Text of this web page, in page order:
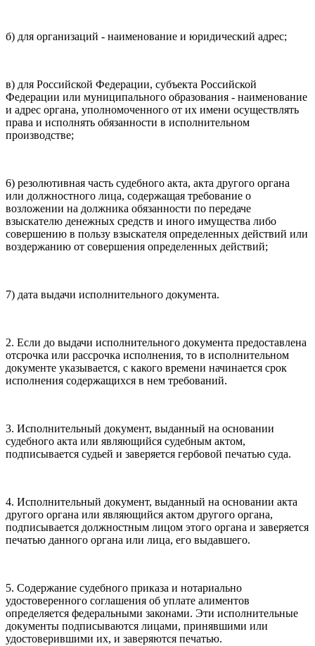
б) для организаций - наименование и юридический адрес;
в) для Российской Федерации, субъекта Российской
Федерации или муниципального образования - наименование
и адрес органа, уполномоченного от их имени осуществлять
права и исполнять обязанности в исполнительном
производстве;
6) резолютивная часть судебного акта, акта другого органа
или должностного лица, содержащая требование о
возложении на должника обязанности по передаче
взыскателю денежных средств и иного имущества либо
совершению в пользу взыскателя определенных действий или
воздержанию от совершения определенных действий;
7) дата выдачи исполнительного документа.
2. Если до выдачи исполнительного документа предоставлена
отсрочка или рассрочка исполнения, то в исполнительном
документе указывается, с какого времени начинается срок
исполнения содержащихся в нем требований.
3. Исполнительный документ, выданный на основании
судебного акта или являющийся судебным актом,
подписывается судьей и заверяется гербовой печатью суда.
4. Исполнительный документ, выданный на основании акта
другого органа или являющийся актом другого органа,
подписывается должностным лицом этого органа и заверяется
печатью данного органа или лица, его выдавшего.
5. Содержание судебного приказа и нотариально
удостоверенного соглашения об уплате алиментов
определяется федеральными законами. Эти исполнительные
документы подписываются лицами, принявшими или
удостоверившими их, и заверяются печатью.